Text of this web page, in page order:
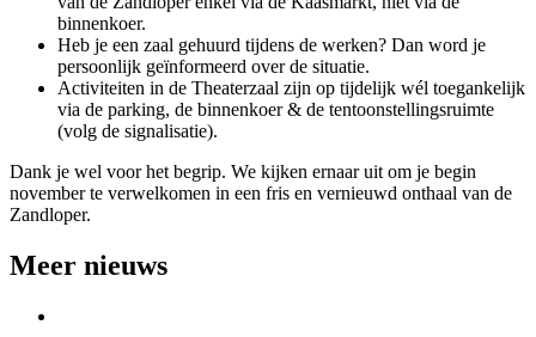
binnenkoer.
Heb je een zaal gehuurd tijdens de werken? Dan word je
persoonlijk geïnformeerd over de situatie.
Activiteiten in de Theaterzaal zijn op tijdelijk wél toegankelijk
via de parking, de binnenkoer & de tentoonstellingsruimte
(volg de signalisatie).
Dank je wel voor het begrip. We kijken ernaar uit om je begin
november te verwelkomen in een fris en vernieuwd onthaal van de
Zandloper.
Meer nieuws